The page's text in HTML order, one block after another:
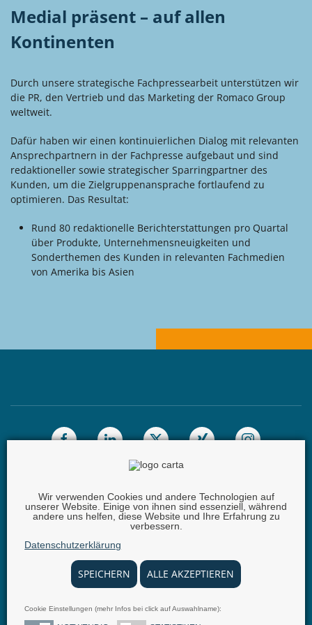
Wir verwenden Cookies und andere Technologien auf
unserer Website. Einige von ihnen sind essenziell, während
andere uns helfen, diese Website und Ihre Erfahrung zu
verbessern.
Datenschutzerklärung
SPEICHERN ALLE AKZEPTIEREN
Cookie Einstellungen (mehr Infos bei click auf Auswahlname):
Medial präsent – auf allen
Kontinenten
Durch unsere strategische Fachpressearbeit unterstützen wir
die PR, den Vertrieb und das Marketing der Romaco Group
weltweit.
Dafür haben wir einen kontinuierlichen Dialog mit relevanten
Ansprechpartnern in der Fachpresse aufgebaut und sind
redaktioneller sowie strategischer Sparringpartner des
Kunden, um die Zielgruppenansprache fortlaufend zu
optimieren. Das Resultat:
Rund 80 redaktionelle Berichterstattungen pro Quartal
über Produkte, Unternehmensneuigkeiten und
Sonderthemen des Kunden in relevanten Fachmedien
von Amerika bis Asien
Carta GmbH |Iggelheimer Str. 26 | 67346 Speyer |
+49 (0) 62 32 - 100111 - 0 |
© 2025 carta.eu Impressum Disclaimer